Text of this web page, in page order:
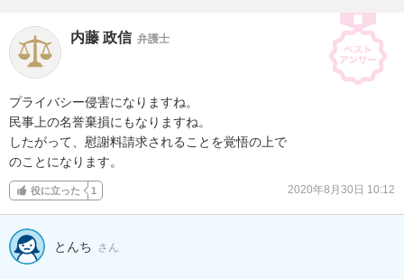
内藤 政信 弁護士
プライバシー侵害になりますね。
民事上の名誉棄損にもなりますね。
したがって、慰謝料請求されることを覚悟の上で
のことになります。
役に立った 1 2020年8月30日 10:12
とんち さん